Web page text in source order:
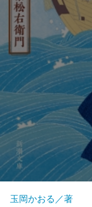
玉岡かおる／著